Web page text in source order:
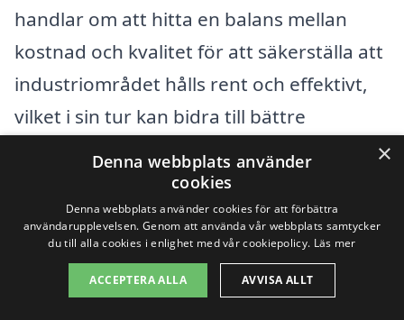
handlar om att hitta en balans mellan
kostnad och kvalitet för att säkerställa att
industriområdet hålls rent och effektivt,
vilket i sin tur kan bidra till bättre
Få 3 erbjudanden, gratis och utan
förpliktelser
×
Denna webbplats använder
cookies
Denna webbplats använder cookies för att förbättra
användarupplevelsen. Genom att använda vår webbplats samtycker
du till alla cookies i enlighet med vår cookiepolicy. Läs mer
ACCEPTERA ALLA AVVISA ALLT